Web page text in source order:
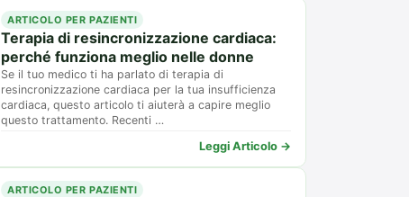
ARTICOLO PER PAZIENTI
Terapia di resincronizzazione cardiaca:
perché funziona meglio nelle donne
Se il tuo medico ti ha parlato di terapia di
resincronizzazione cardiaca per la tua insufficienza
cardiaca, questo articolo ti aiuterà a capire meglio
questo trattamento. Recenti …
Leggi Articolo →
ARTICOLO PER PAZIENTI